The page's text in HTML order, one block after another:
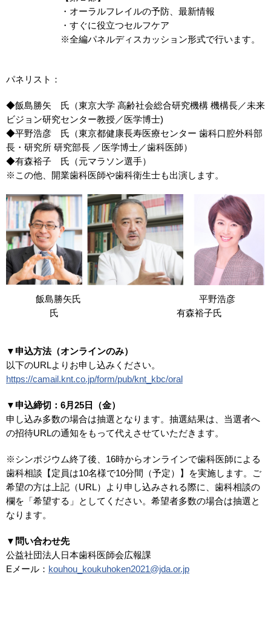
・オーラルフレイルの予防、最新情報
・すぐに役立つセルフケア
※全編パネルディスカッション形式で行います。
パネリスト：
◆飯島勝矢 氏（東京大学 高齢社会総合研究機構 機構長／未来
ビジョン研究センター教授／医学博士)
◆平野浩彦 氏（東京都健康長寿医療センター 歯科口腔外科部
長・研究所 研究部長 ／医学博士／歯科医師）
◆有森裕子 氏（元マラソン選手）
※この他、開業歯科医師や歯科衛生士も出演します。
飯島勝矢氏 平野浩彦
氏 有森裕子氏
▼申込方法（オンラインのみ）
以下のURLよりお申し込みください。
https://camail.knt.co.jp/form/pub/knt_kbc/oral
▼申込締切：6月25日（金）
申し込み多数の場合は抽選となります。抽選結果は、当選者へ
の招待URLの通知をもって代えさせていただきます。
※シンポジウム終了後、16時からオンラインで歯科医師による
歯科相談【定員は10名様で10分間（予定）】を実施します。ご
希望の方は上記（URL）より申し込みされる際に、歯科相談の
欄を「希望する」としてください。希望者多数の場合は抽選と
なります。
▼問い合わせ先
公益社団法人日本歯科医師会広報課
Eメール： kouhou_koukuhoken2021@jda.or.jp